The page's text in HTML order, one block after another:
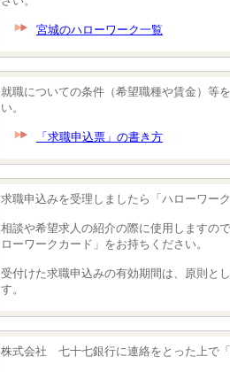
宮城のハローワーク一覧
就職についての条件（希望職種や賃金）等
い。
「求職申込票」の書き方
求職申込みを受理しましたら「ハローワー
相談や希望求人の紹介の際に使用しますの
ローワークカード」をお持ちください。
受付けた求職申込みの有効期間は、原則と
す。
株式会社 七十七銀行に連絡をとった上で「